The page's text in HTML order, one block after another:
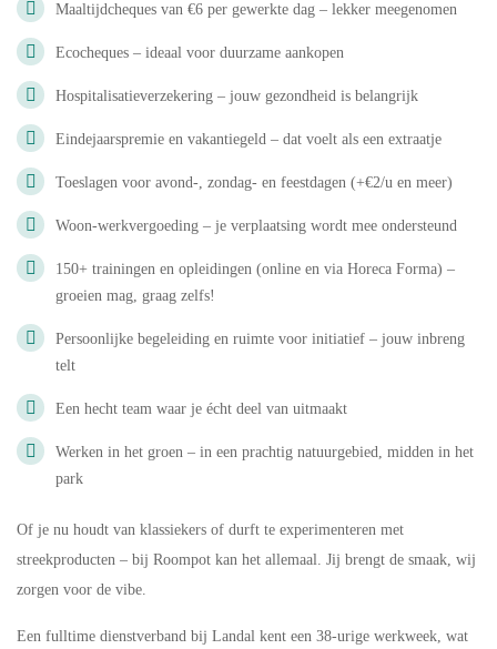
Maaltijdcheques van €6 per gewerkte dag – lekker meegenomen
Ecocheques – ideaal voor duurzame aankopen
Hospitalisatieverzekering – jouw gezondheid is belangrijk
Eindejaarspremie en vakantiegeld – dat voelt als een extraatje
Toeslagen voor avond-, zondag- en feestdagen (+€2/u en meer)
Woon-werkvergoeding – je verplaatsing wordt mee ondersteund
150+ trainingen en opleidingen (online en via Horeca Forma) –
groeien mag, graag zelfs!
Persoonlijke begeleiding en ruimte voor initiatief – jouw inbreng
telt
Een hecht team waar je écht deel van uitmaakt
Werken in het groen – in een prachtig natuurgebied, midden in het
park
Of je nu houdt van klassiekers of durft te experimenteren met
streekproducten – bij Roompot kan het allemaal. Jij brengt de smaak, wij
zorgen voor de vibe.
Een fulltime dienstverband bij Landal kent een 38-urige werkweek, wat